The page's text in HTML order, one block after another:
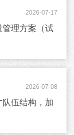
2026-07-17
理方案（试
2026-07-08
伍结构，加